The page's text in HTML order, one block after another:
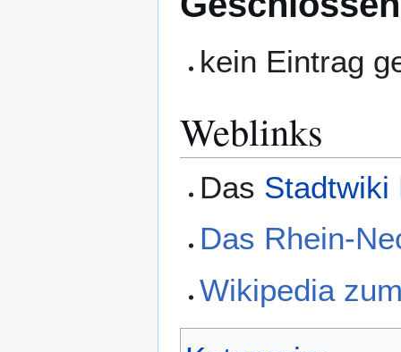
kein Eintrag
Weblinks
Das Stadtwiki
Das Rhein-
Wikipedia